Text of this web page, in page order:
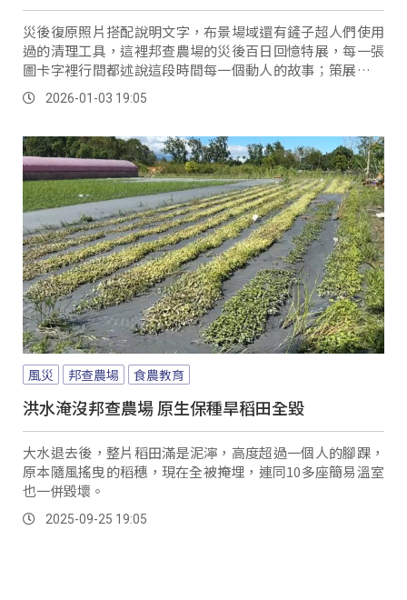
災後復原照片搭配說明文字，布景場域還有鏟子超人們使用
過的清理工具，這裡邦查農場的災後百日回憶特展，每一張
圖卡字裡行間都述說這段時間每一個動人的故事；策展人提
到923災後回到農場時，看到稻田被厚厚淤泥覆蓋，漂流木
散落各處，連同十多座簡易溫室全毀，災損至少600萬元以
啟發，因此決定舉辦特展紀錄災復過程。
2026-01-03 19:05
風災 邦查農場 食農教育
洪水淹沒邦查農場 原生保種旱稻田全毀
大水退去後，整片稻田滿是泥濘，高度超過一個人的腳踝，
原本隨風搖曳的稻穗，現在全被掩埋，連同10多座簡易溫室
也一併毀壞。
2025-09-25 19:05